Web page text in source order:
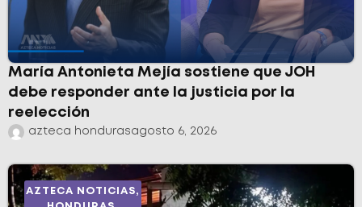
María Antonieta Mejía sostiene que JOH
debe responder ante la justicia por la
reelección
azteca hondurasagosto 6, 2026
AZTECA NOTICIAS,